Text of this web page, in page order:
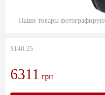
Наши товары
$140.25
6311 грн